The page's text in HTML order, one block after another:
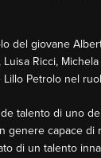
del giovane
Ricci,
Lillo Petrolo nel
talento di uno
genere capace
di un talento